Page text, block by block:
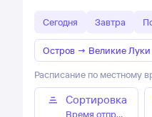
Сегодня Завтра
Остров → Великие Луки
Расписание по местному
Сортировка
Время отправления